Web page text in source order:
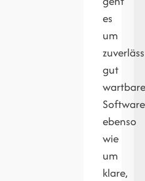
es
um
gut
Software
ebenso
wie
um
klare,